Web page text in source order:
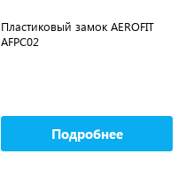
Пластиковый замок AEROFIT
AFPC02
Подробнее